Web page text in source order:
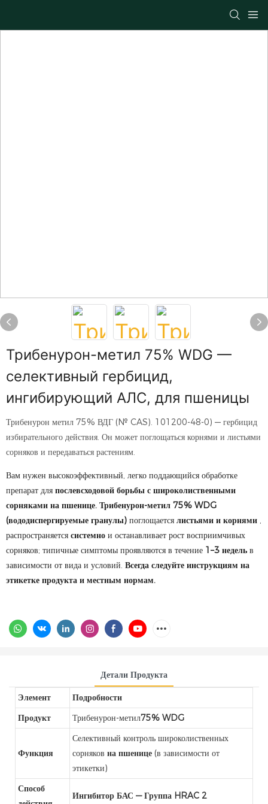
Трибенурон-метил 75% WDG —
селективный гербицид,
ингибирующий АЛС, для пшеницы
Трибенурон метил 75% ВДГ (№ CAS). 101200-48-0) — гербицид
избирательного действия. Он может поглощаться корнями и листьями
сорняков и передаваться растениям.
Вам нужен высокоэффективный, легко поддающийся обработке
препарат для послевсходовой борьбы с широколиственными
сорняками на пшенице. Трибенурон-метил 75% WDG
(вододиспергируемые гранулы) поглощается листьями и корнями ,
распространяется системно и останавливает рост восприимчивых
сорняков; типичные симптомы проявляются в течение 1–3 недель в
зависимости от вида и условий. Всегда следуйте инструкциям на
этикетке продукта и местным нормам.
Детали Продукта
Элемент
Подробности
Продукт
Трибенурон-метил75% WDG
Функция
Селективный контроль широколиственных
сорняков на пшенице (в зависимости от
этикетки)
Способ
Ингибитор БАС — Группа HRAC 2